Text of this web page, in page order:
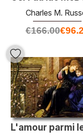
Charles M.
€166.00€